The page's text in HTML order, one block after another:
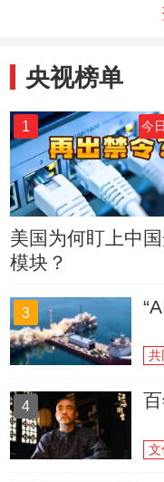
央视榜单
1 今
美国为何盯上中
模块？
3
共
4
文